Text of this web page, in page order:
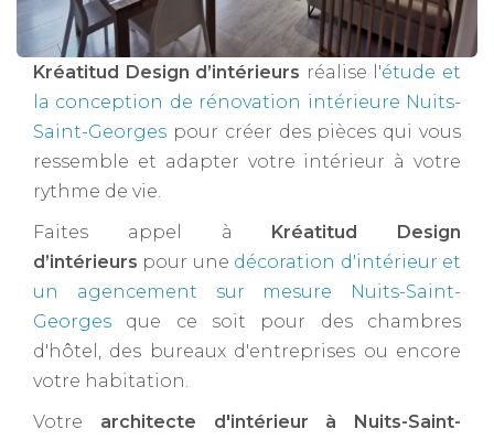
Kréatitud Design d’intérieurs réalise l'étude et
la conception de rénovation intérieure Nuits-
Saint-Georges pour créer des pièces qui vous
ressemble et adapter votre intérieur à votre
rythme de vie.
Faites appel à
Kréatitud Design
d’intérieurs pour une décoration d'intérieur et
un agencement sur mesure Nuits-Saint-
Georges que ce soit pour des chambres
d'hôtel, des bureaux d'entreprises ou encore
votre habitation.
Votre architecte d'intérieur à Nuits-Saint-